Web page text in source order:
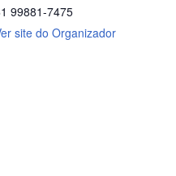
99881-7475
site do Organizador